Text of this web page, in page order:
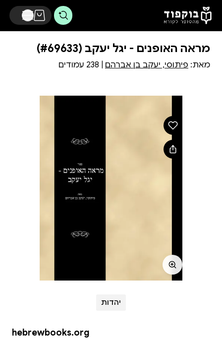
דלג לתוכן הראשי
מראה האופנים - יגל יעקב (#69633)
מאת: פיתוסי, יעקב בן אברהם
יהדות
hebrewbooks.org